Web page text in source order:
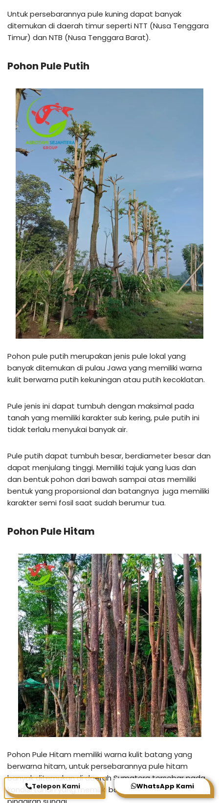
Untuk persebarannya pule kuning dapat banyak
ditemukan di daerah timur seperti NTT (Nusa Tenggara
Timur) dan NTB (Nusa Tenggara Barat).
Pohon Pule Putih
Pohon pule putih merupakan jenis pule lokal yang
banyak ditemukan di pulau Jawa yang memiliki warna
kulit berwarna putih kekuningan atau putih kecoklatan.
Pule jenis ini dapat tumbuh dengan maksimal pada
tanah yang memiliki karakter sub kering, pule putih ini
tidak terlalu menyukai banyak air.
Pule putih dapat tumbuh besar, berdiameter besar dan
dapat menjulang tinggi. Memiliki tajuk yang luas dan
dan bentuk pohon dari bawah sampai atas memiliki
bentuk yang proporsional dan batangnya juga memiliki
karakter semi fosil saat sudah berumur tua.
Pohon Pule Hitam
Pohon Pule Hitam memiliki warna kulit batang yang
berwarna hitam, untuk persebarannya pule hitam
banyak ditemukan di daerah Sumatera tersebar pada
kondisi tanah yang memiliki banyak air seperti pada
Telepon Kami WhatsApp Kami